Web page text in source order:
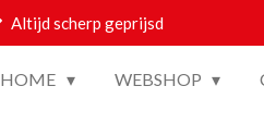
Altijd scherp geprijsd
HOME WEBSHOP